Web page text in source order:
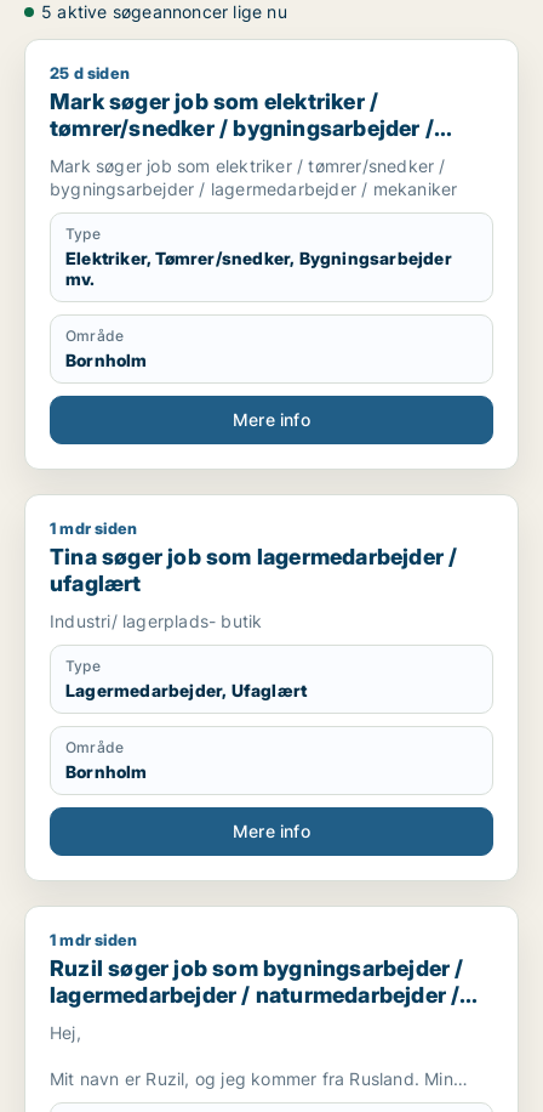
5 aktive søgeannoncer lige nu
Mark søger job som elektriker / tømrer/snedker /
25 d siden
Mark søger job som elektriker /
tømrer/snedker / bygningsarbejder /
lagermedarbejder / mekaniker
Mark søger job som elektriker / tømrer/snedker /
bygningsarbejder / lagermedarbejder / mekaniker
Type
Elektriker, Tømrer/snedker, Bygningsarbejder
mv.
Område
Bornholm
Mere info
Tina søger job som lagermedarbejder / ufaglært
1 mdr siden
Tina søger job som lagermedarbejder /
ufaglært
Industri/ lagerplads- butik
Type
Lagermedarbejder, Ufaglært
Område
Bornholm
Mere info
Ruzil søger job som bygningsarbejder / lagermedarbejder
1 mdr siden
Ruzil søger job som bygningsarbejder /
lagermedarbejder / naturmedarbejder /
ufaglært / gartner
Hej,
Mit navn er Ruzil, og jeg kommer fra Rusland. Min
kone er fra Sverige, og vi planlægger at flytte til